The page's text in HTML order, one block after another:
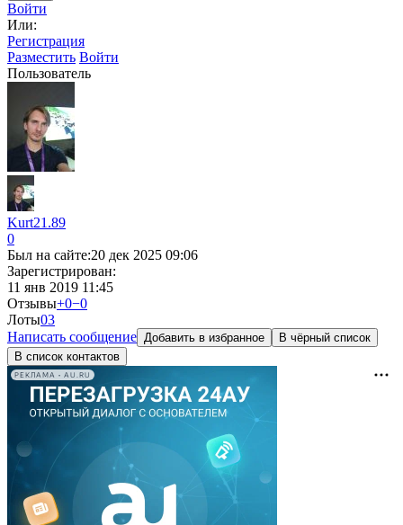
Войти
Или:
Регистрация
Разместить Войти
Пользователь
Kurt21.89
0
Был на сайте:20 дек 2025 09:06
Зарегистрирован:
11 янв 2019 11:45
Отзывы+0−0
Лоты03
Написать сообщение Добавить в избранное
В чёрный список
В список контактов
РЕКЛАМА • AU.RU